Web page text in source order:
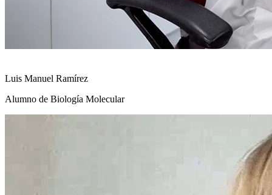
Luis Manuel Ramírez
Alumno de Biología Molecular